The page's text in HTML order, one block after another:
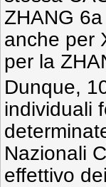
ZHANG 6a
anche per
per la
Dunque,
individuali
Nazionali
effettivo